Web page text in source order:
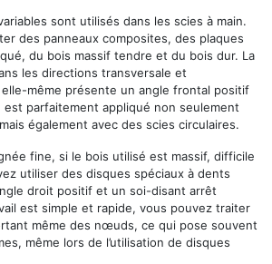
sont utilisés dans les scies à main.
des panneaux composites, des plaques
du bois massif tendre et du bois dur. La
les directions transversale et
même présente un angle frontal positif
est parfaitement appliqué non seulement
également avec des scies circulaires.
fine, si le bois utilisé est massif, difficile
utiliser des disques spéciaux à dents
droit positif et un soi-disant arrêt
est simple et rapide, vous pouvez traiter
même des nœuds, ce qui pose souvent
même lors de l’utilisation de disques